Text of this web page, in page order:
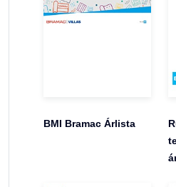
BMI Bramac Árlista